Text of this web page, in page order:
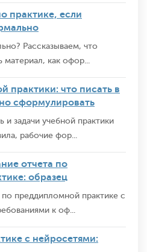
практике, если
Рассказываем, что
материал, как офор...
практики: что писать в
сформулировать
и задачи учебной практики
рабочие фор...
отчета по
образец
по преддипломной практике с
к оф...
с нейросетями: